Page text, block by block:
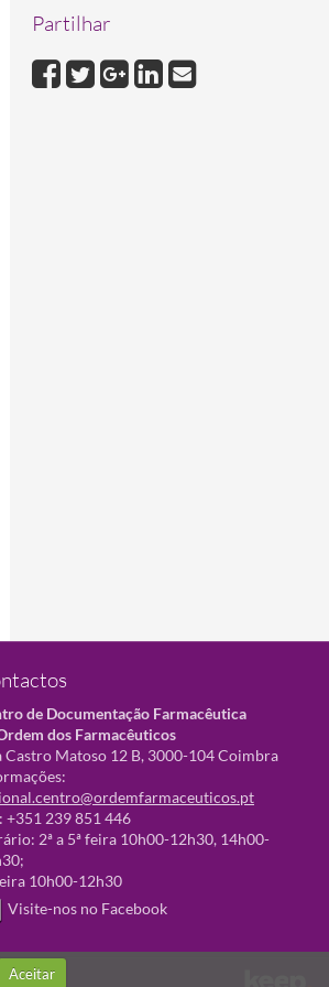
Partilhar
de Documentação Farmacêutica
dos Farmacêuticos
Castro Matoso 12 B, 3000-104 Coimbra
+351 239 851 446
2ª a 5ª feira 10h00-12h30, 14h00-
10h00-12h30
Visite-nos no Facebook
Aceitar